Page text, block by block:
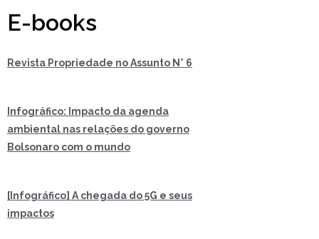
E-books
Revista Propriedade no Assunto N° 6
Infográfico: Impacto da agenda
ambiental nas relações do governo
Bolsonaro com o mundo
[Infográfico] A chegada do 5G e seus
impactos